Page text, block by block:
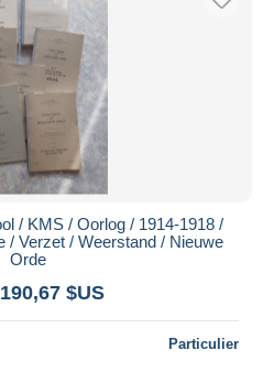
/ KMS / Oorlog / 1914-1918 /
/ Verzet / Weerstand / Nieuwe
Orde
$US
Particulier